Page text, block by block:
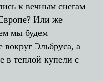
к вечным снегам
Или же
мы будем
вокруг Эльбруса, а
в теплой купели с